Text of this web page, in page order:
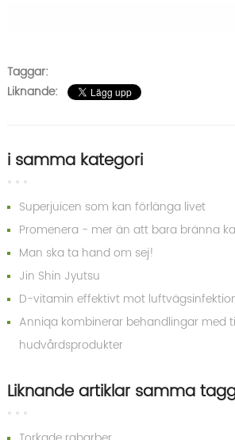
Taggar:
Liknande:
i samma kategori
Superjuicen som kan förlänga livet
Promenera - mer än att bara bränna
Man ska ta hand om sej!
Jin Shin Jyutsu
D-vitamin effektivt mot
Anniqa kombinerar behandlingar med
hudvårdsprodukter
Liknande artiklar samma